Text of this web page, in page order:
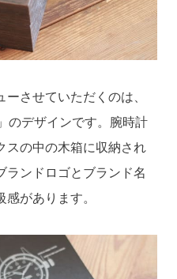
させていただくのは、
のデザインです。腕時計
スの中の木箱に収納され
ランドロゴとブランド名
があります。